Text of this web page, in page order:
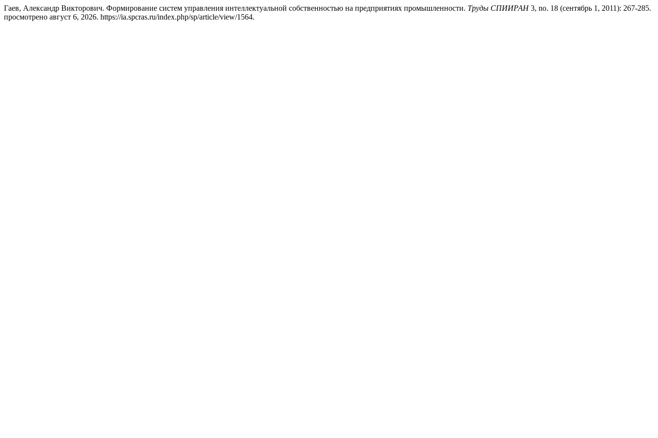
Гаев, Александр Викторович. Формирование систем управления интеллектуальной собственностью на предприятиях промышленности. Труды СПИИРАН3, no. 18 (сентябрь 1, 2011): 267-285.
просмотрено август 6, 2026. https://ia.spcras.ru/index.php/sp/article/view/1564.